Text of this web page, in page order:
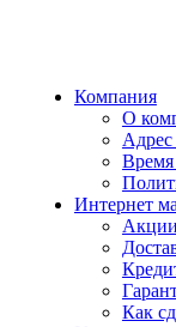
Компания
О
Интернет
Акции
Как